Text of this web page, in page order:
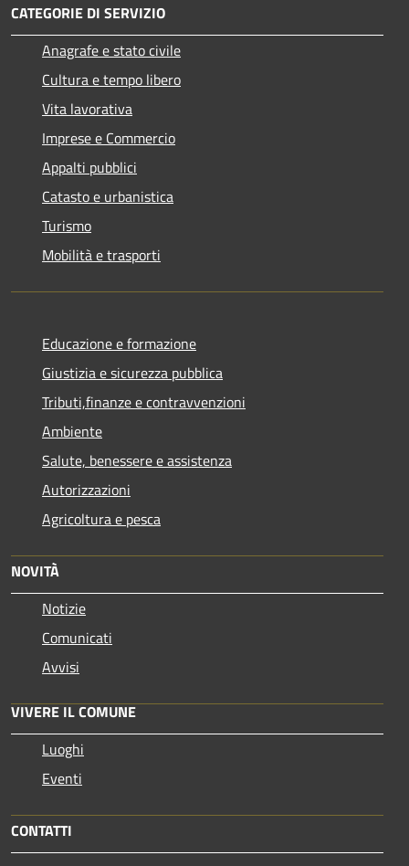
CATEGORIE DI SERVIZIO
Anagrafe e stato civile
Cultura e tempo libero
Vita lavorativa
Imprese e Commercio
Appalti pubblici
Catasto e urbanistica
Turismo
Mobilità e trasporti
Educazione e formazione
Giustizia e sicurezza pubblica
Tributi,finanze e contravvenzioni
Ambiente
Salute, benessere e assistenza
Autorizzazioni
Agricoltura e pesca
NOVITÀ
Notizie
Comunicati
Avvisi
VIVERE IL COMUNE
Luoghi
Eventi
CONTATTI